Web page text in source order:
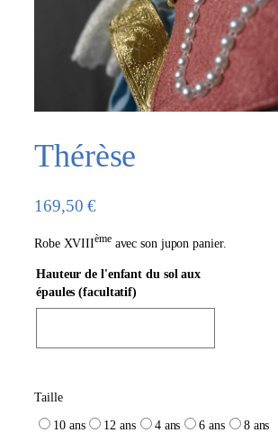
Thérèse
169,50€
Robe XVIIIèmeavec son jupon panier.
Hauteur de l'enfant du sol aux
épaules (facultatif)
Taille
10 ans
12 ans 4 ans 6 ans 8 ans